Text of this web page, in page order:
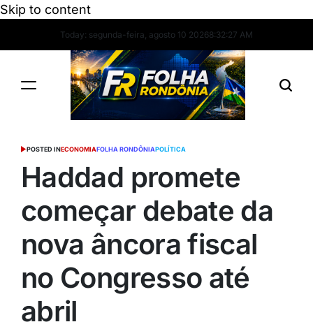
Skip to content
Today: segunda-feira, agosto 10 20268:32:27 AM
POSTED INECONOMIAFOLHA RONDÔNIAPOLÍTICA
Haddad promete
começar debate da
nova âncora fiscal
no Congresso até
abril